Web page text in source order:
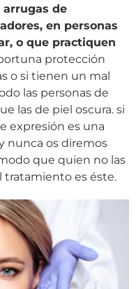
arrugas de
en personas
o que practiquen
protección
o si tienen un mal
las personas de
las de piel oscura. si
expresión es una
nunca os diremos
que quien no las
tratamiento es éste.